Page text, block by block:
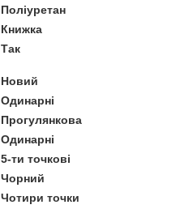
Поліуретан
Книжка
Так
Новий
Одинарні
Прогулянкова
Одинарні
5-ти точкові
Чорний
Чотири точки